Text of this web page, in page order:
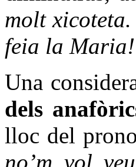
molt
feia la Maria!
Una
dels
lloc del
no’m vol